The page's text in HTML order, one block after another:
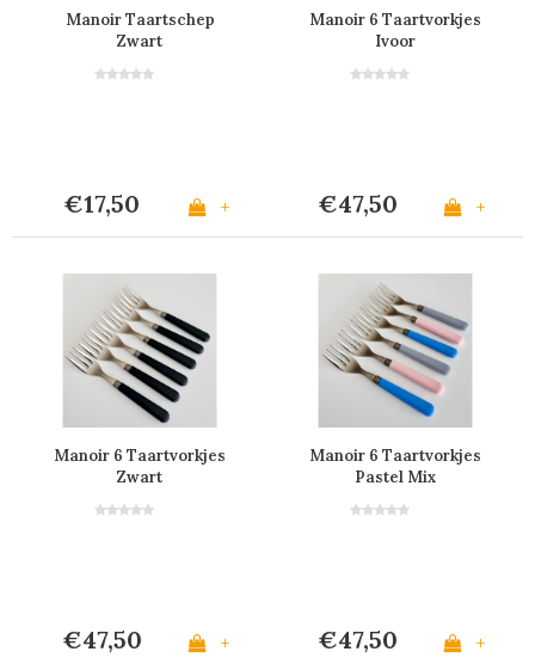
Manoir Taartschep
Zwart
€17,50 +
Manoir 6 Taartvorkjes
Ivoor
€47,50 +
Manoir 6 Taartvorkjes
Zwart
€47,50 +
Manoir 6 Taartvorkjes
Pastel Mix
€47,50 +